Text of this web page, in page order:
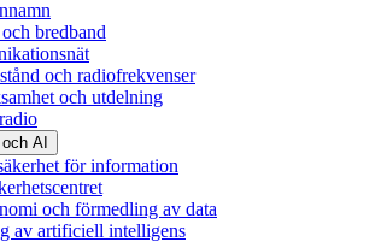
bredband
och radiofrekvenser
och utdelning
AI
för information
och förmedling av data
av artificiell intelligens